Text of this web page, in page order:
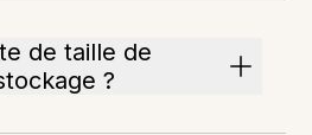
de taille de
?